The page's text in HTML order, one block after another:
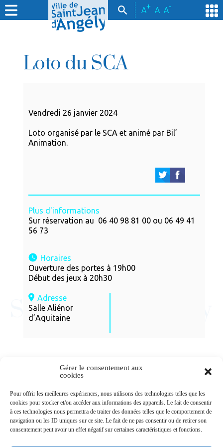
Gérer le consentement aux
cookies
Pour offrir les meilleures expériences, nous utilisons des technologies telles que les
cookies pour stocker et/ou accéder aux informations des appareils. Le fait de consentir
à ces technologies nous permettra de traiter des données telles que le comportement de
navigation ou les ID uniques sur ce site. Le fait de ne pas consentir ou de retirer son
consentement peut avoir un effet négatif sur certaines caractéristiques et fonctions.
A+ A A-
Loto du SCA
Vendredi 26 janvier 2024
Loto organisé par le SCA et animé par Bil’
Animation.
Plus d'informations
Sur réservation au 06 40 98 81 00 ou 06 49 41
56 73
Horaires
Ouverture des portes à 19h00
Début des jeux à 20h30
Adresse
Salle Aliénor
d’Aquitaine
Newsletters
Abonnez-vous à la newsletter
>